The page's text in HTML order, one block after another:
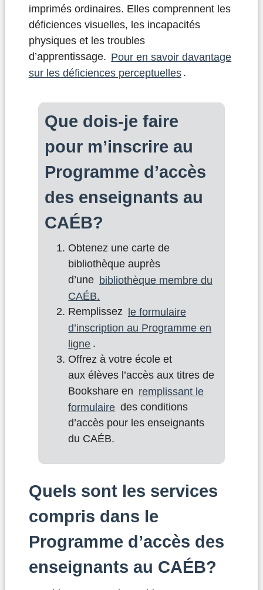
imprimés ordinaires. Elles comprennent les
déficiences visuelles, les incapacités
physiques et les troubles
d’apprentissage. Pour en savoir davantage
sur les déficiences perceptuelles .
Que dois-je faire
pour m’inscrire au
Programme d’accès
des enseignants au
CAÉB?
Obtenez une carte de
bibliothèque auprès
d’une bibliothèque membre du
CAÉB.
Remplissez le formulaire
d’inscription au Programme en
ligne .
Offrez à votre école et
aux élèves l’accès aux titres de
Bookshare en remplissant le
formulaire des conditions
d’accès pour les enseignants
du CAÉB.
Quels sont les services
compris dans le
Programme d’accès des
enseignants au CAÉB?